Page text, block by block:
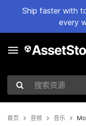
Ship faster with
every
搜索资源
首页 音频 音乐